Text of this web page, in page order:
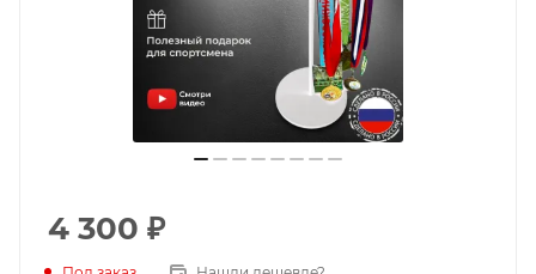
4 300 ₽